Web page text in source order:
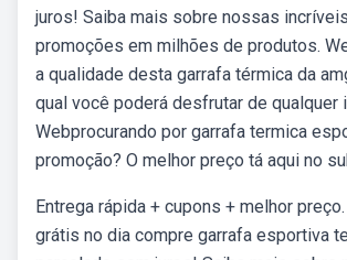
juros! Saiba mais sobre nossas
promoções em milhões de produtos.
a qualidade desta garrafa térmica da
qual você poderá desfrutar de qualquer
Webprocurando por garrafa termica
promoção? O melhor preço tá aqui no
Entrega rápida + cupons + melhor
grátis no dia compre garrafa esportiva